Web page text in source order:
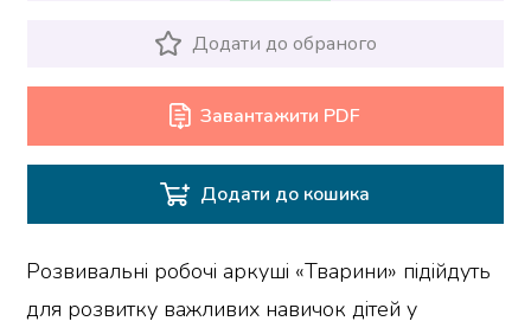
Додати до обраного
Завантажити PDF
Додати до кошика
Розвивальні робочі аркуші «Тварини» підійдуть
для розвитку важливих навичок дітей у